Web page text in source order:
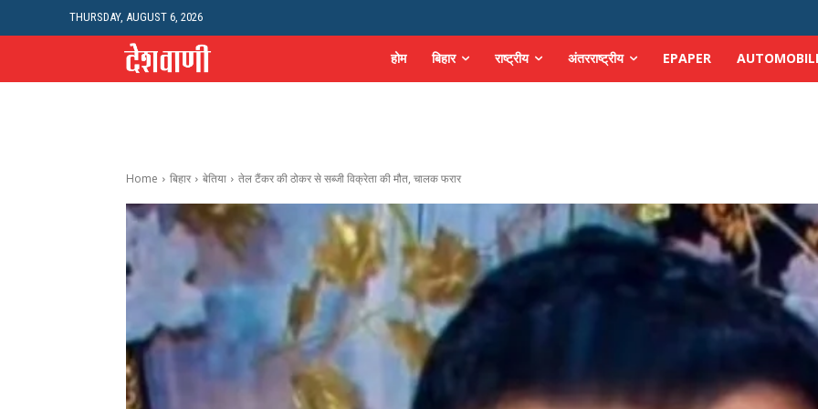
THURSDAY, AUGUST 6, 2026
होम बिहार राष्ट्रीय अंतरराष्ट्रीय EPAPER
Home बिहार बेतिया तेल टैंकर की ठोकर से सब्जी विक्रेता की मौत, चालक फरार